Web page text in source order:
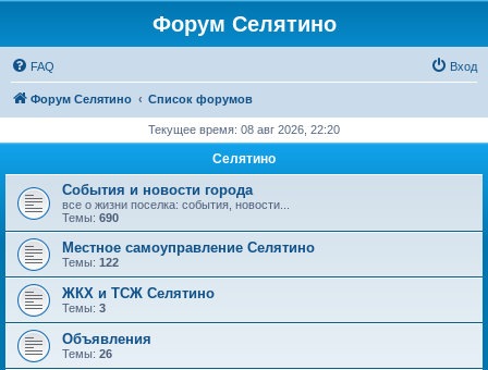
Форум Селятино
FAQ Вход
Форум Селятино Список форумов
Текущее время: 08 авг 2026, 22:20
Селятино
События и новости города
все о жизни поселка: события, новости...
Темы: 690
Местное самоуправление Селятино
Темы: 122
ЖКХ и ТСЖ Селятино
Темы: 3
Объявления
Темы: 26